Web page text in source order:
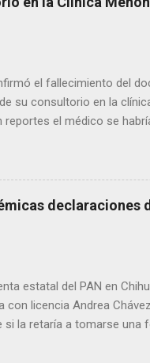
el fallecimiento del
su consultorio en la
el médico se
quien se
reconocido en la
declaraciones
estatal del PAN en
licencia Andrea
la retaría a tomarse una